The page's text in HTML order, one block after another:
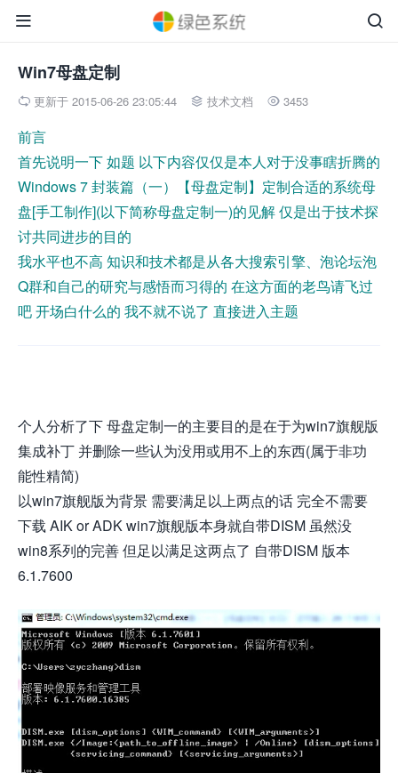


Win7母盘定制
 更新于 2015-06-26 23:05:44  技术文档  3453
前言
首先说明一下 如题 以下内容仅仅是本人对于没事瞎折腾的
Windows 7 封装篇（一）【母盘定制】定制合适的系统母
盘[手工制作](以下简称母盘定制一)的见解 仅是出于技术探
讨共同进步的目的
我水平也不高 知识和技术都是从各大搜索引擎、泡论坛泡
Q群和自己的研究与感悟而习得的 在这方面的老鸟请飞过
吧 开场白什么的 我不就不说了 直接进入主题
个人分析了下 母盘定制一的主要目的是在于为win7旗舰版
集成补丁 并删除一些认为没用或用不上的东西(属于非功
能性精简)
以win7旗舰版为背景 需要满足以上两点的话 完全不需要
下载 AIK or ADK win7旗舰版本身就自带DISM 虽然没
win8系列的完善 但足以满足这两点了 自带DISM 版本
6.1.7600